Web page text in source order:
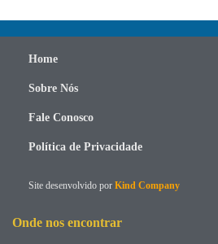
Home
Sobre Nós
Fale Conosco
Política de Privacidade
Site desenvolvido por Kind Company
Onde nos encontrar